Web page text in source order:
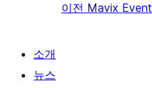
이전 Mavix Event
소개
뉴스